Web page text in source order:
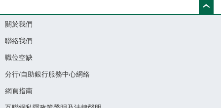
關於我們
聯絡我們
職位空缺
分行/自助銀行服務中心網絡
網頁指南